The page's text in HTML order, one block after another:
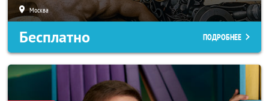
Москва
Бесплатно ПОДРОБНЕЕ